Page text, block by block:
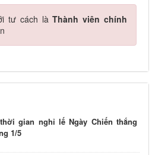
tư cách làThành viên chính
gian nghỉ lế Ngày Chiến thắng
1/5